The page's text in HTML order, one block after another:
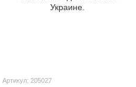
Артикул: 205027